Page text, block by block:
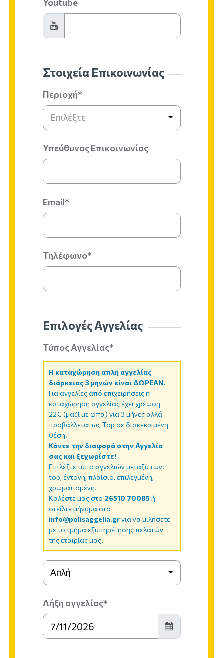
Youtube
Στοιχεία Επικοινωνίας
Περιοχή*
Επιλέξτε
Υπεύθυνος Επικοινωνίας
Email*
Τηλέφωνο*
Επιλογές Αγγελίας
Τύπος Αγγελίας*
Η καταχώρηση απλή αγγελίας
διάρκειας 3 μηνών είναι ΔΩΡΕΑΝ.
Για αγγελίες από επιχειρήσεις η
καταχώρηση αγγελίας έχει χρέωση
22€ (μαζί με φπα) για 3 μήνες αλλά
προβάλλεται ως Top σε διακεκριμένη
θέση.
Κάντε την διαφορά στην Αγγελία
σας και ξεχωρίστε!
Επιλέξτε τύπο αγγελιών μεταξύ των:
top, έντονη, πλαίσιο, επιλεγμένη,
χρωματισμένη.
Καλέστε μας στο 26510 70085ή
στείλτε μήνυμα στο
info@polisaggelia.grγια να μιλήσετε
με το τμήμα εξυπηρέτησης πελατών
της εταιρίας μας.
Απλή
Λήξη αγγελίας*